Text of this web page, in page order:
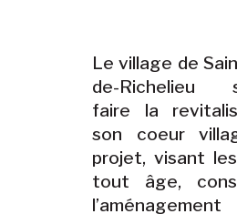
Le village de
de-Richelieu
faire la
son coeur
projet, visant
tout âge,